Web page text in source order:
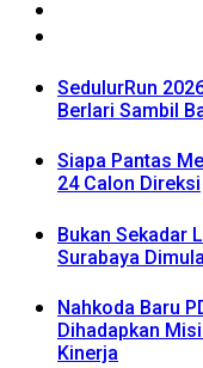
SedulurRun
Berlari Sambil
Siapa Pantas
24 Calon Direksi
Bukan Sekadar
Surabaya
Nahkoda Baru
Dihadapkan
Kinerja